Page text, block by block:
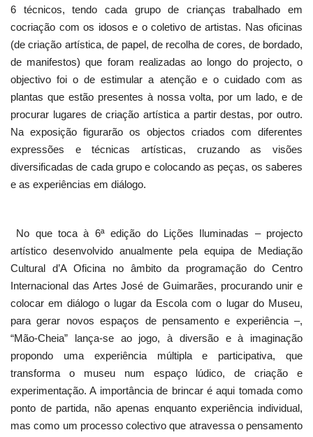
6 técnicos, tendo cada grupo de crianças trabalhado em
cocriação com os idosos e o coletivo de artistas. Nas oficinas
(de criação artística, de papel, de recolha de cores, de bordado,
de manifestos) que foram realizadas ao longo do projecto, o
objectivo foi o de estimular a atenção e o cuidado com as
plantas que estão presentes à nossa volta, por um lado, e de
procurar lugares de criação artística a partir destas, por outro.
Na exposição figurarão os objectos criados com diferentes
expressões e técnicas artísticas, cruzando as visões
diversificadas de cada grupo e colocando as peças, os saberes
e as experiências em diálogo.
No que toca à 6ª edição do Lições Iluminadas – projecto
artístico desenvolvido anualmente pela equipa de Mediação
Cultural d’A Oficina no âmbito da programação do Centro
Internacional das Artes José de Guimarães, procurando unir e
colocar em diálogo o lugar da Escola com o lugar do Museu,
para gerar novos espaços de pensamento e experiência –,
“Mão-Cheia” lança-se ao jogo, à diversão e à imaginação
propondo uma experiência múltipla e participativa, que
transforma o museu num espaço lúdico, de criação e
experimentação. A importância de brincar é aqui tomada como
ponto de partida, não apenas enquanto experiência individual,
mas como um processo colectivo que atravessa o pensamento